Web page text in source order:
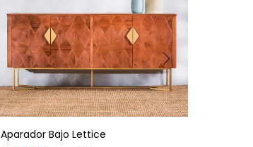
Aparador Bajo Lettice